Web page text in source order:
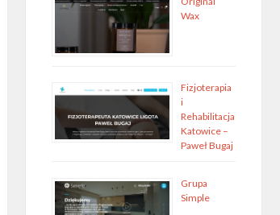
Wax
Fizjoterapia
i
Rehabilitacja
Katowice –
Paweł Bugaj
Grupa
Simple